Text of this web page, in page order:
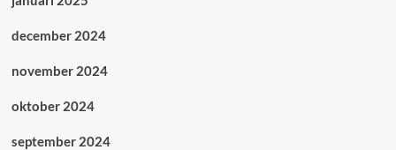
december 2024
november 2024
oktober 2024
september 2024